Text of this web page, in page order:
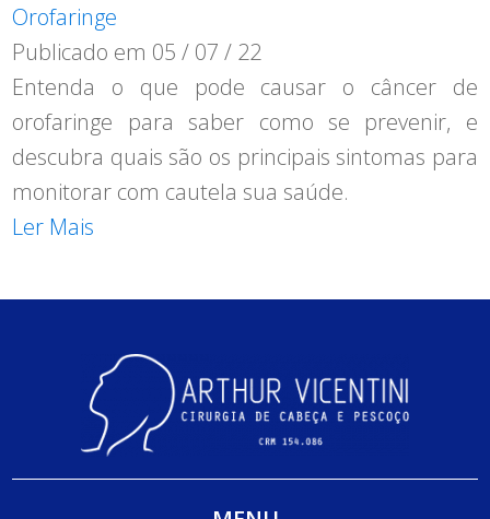
Orofaringe
Publicado em 05 / 07 / 22
Entenda o que pode causar o câncer de
orofaringe para saber como se prevenir, e
descubra quais são os principais sintomas para
monitorar com cautela sua saúde.
Ler Mais